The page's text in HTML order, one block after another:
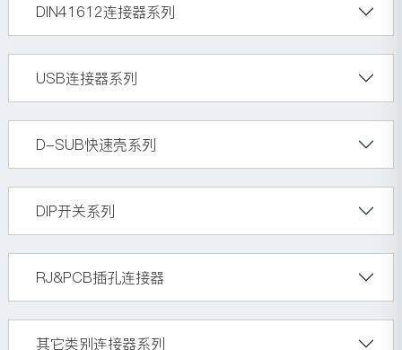
DIN41612连接器系列
USB连接器系列
D-SUB快速壳系列
DIP开关系列
RJ&PCB插孔连接器
其它类别连接器系列